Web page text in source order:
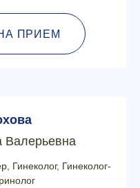
ПРИЕМ
Валерьевна
Гинеколог, Гинеколог-